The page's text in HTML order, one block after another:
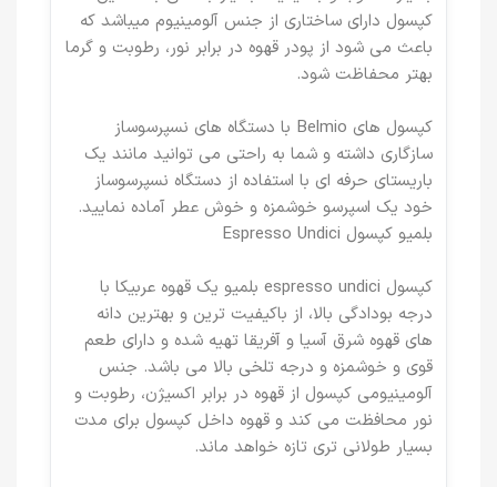
کپسول دارای ساختاری از جنس آلومینیوم میباشد که
باعث می شود از پودر قهوه در برابر نور، رطوبت و گرما
بهتر محفاظت شود.
کپسول های Belmio با دستگاه های نسپرسوساز
سازگاری داشته و شما به راحتی می توانید مانند یک
باریستای حرفه ای با استفاده از دستگاه نسپرسوساز
خود یک اسپرسو خوشمزه و خوش عطر آماده نمایید.
بلمیو کپسول Espresso Undici
کپسول espresso undici بلمیو یک قهوه عربیکا با
درجه بودادگی بالا، از باکیفیت ترین و بهترین دانه
های قهوه شرق آسیا و آفریقا تهیه شده و دارای طعم
قوی و خوشمزه و درجه تلخی بالا می باشد. جنس
آلومینیومی کپسول از قهوه در برابر اکسیژن، رطوبت و
نور محافظت می کند و قهوه داخل کپسول برای مدت
بسیار طولانی تری تازه خواهد ماند.